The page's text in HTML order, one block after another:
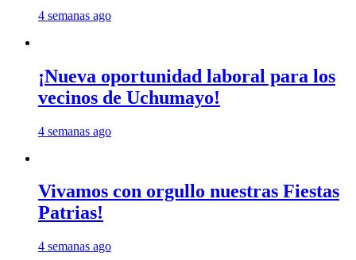
4 semanas ago
¡Nueva oportunidad laboral para los
vecinos de Uchumayo!
4 semanas ago
Vivamos con orgullo nuestras Fiestas
Patrias!
4 semanas ago